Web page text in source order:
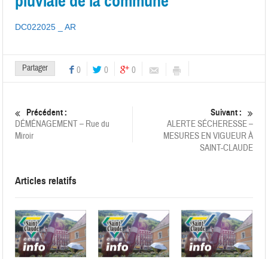
DC022025 _ AR
Partager 0 0 0
Précédent :
DÉMÉNAGEMENT – Rue du
Miroir
Suivant :
ALERTE SÉCHERESSE –
MESURES EN VIGUEUR À
SAINT-CLAUDE
Articles relatifs